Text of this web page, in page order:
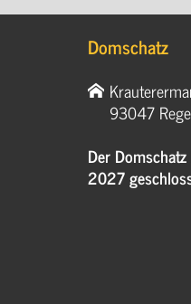
Domschatz
93047
Der
2027